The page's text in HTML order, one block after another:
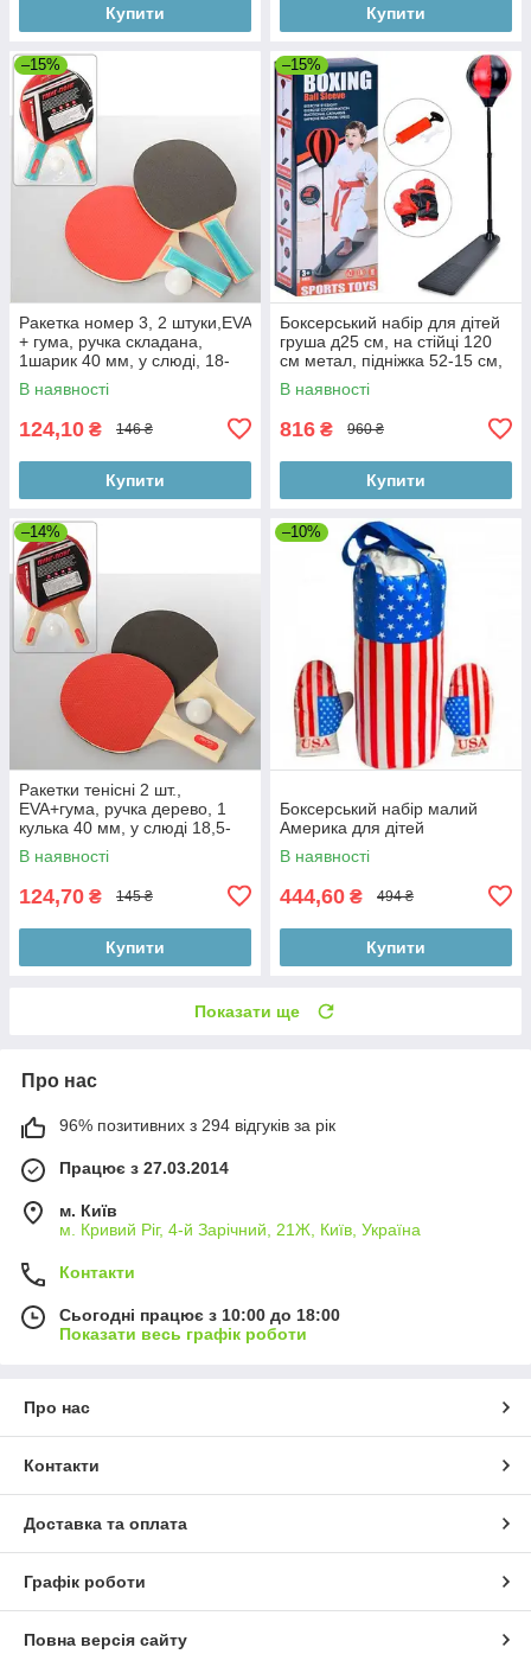
Купити Купити
–15%
Ракетка номер 3, 2 штуки,EVA
+ гума, ручка складана,
1шарик 40 мм, у слюді, 18-
29-4 см
В наявності
124,10 ₴ 146 ₴
Купити
–15%
Боксерський набір для дітей
груша д25 см, на стійці 120
см метал, підніжка 52-15 см,
насос
В наявності
816 ₴ 960 ₴
Купити
–14%
Ракетки тенісні 2 шт.,
EVA+гума, ручка дерево, 1
кулька 40 мм, у слюді 18,5-
29-4 см
В наявності
124,70 ₴ 145 ₴
Купити
–10%
Боксерський набір малий
Америка для дітей
В наявності
444,60 ₴ 494 ₴
Купити
Показати ще
Про нас
96% позитивних з 294 відгуків за рік
Працює з 27.03.2014
м. Київ
м. Кривий Ріг, 4-й Зарічний, 21Ж, Київ, Україна
Контакти
Сьогодні працює з 10:00 до 18:00
Показати весь графік роботи
Про нас
Контакти
Доставка та оплата
Графік роботи
Повна версія сайту